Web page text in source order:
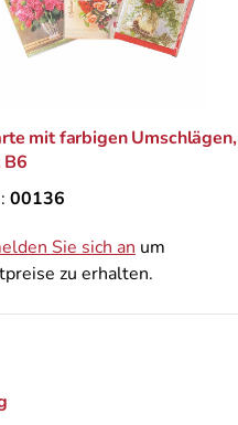
mit farbigen Umschlägen,
B6
00136
Sie sich an um
zu erhalten.